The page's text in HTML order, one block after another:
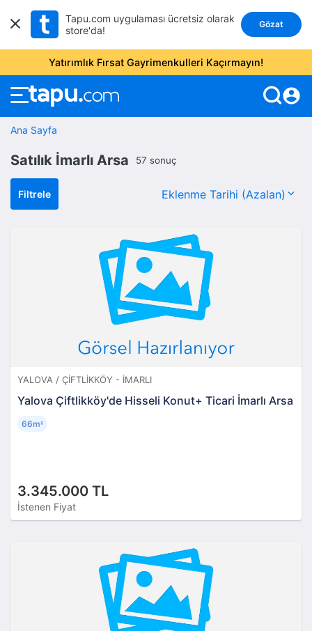
Tapu.com uygulaması ücretsiz olarak
store'da!
Gözat
Yatırımlık Fırsat Gayrimenkulleri Kaçırmayın!
account_circle
Ana Sayfa
Satılık İmarlı Arsa 57 sonuç
Filtrele
YALOVA / ÇIFTLIKKÖY - İMARLI
Yalova Çiftlikköy'de Hisseli Konut+ Ticari İmarlı Arsa
3.345.000 TL
İstenen Fiyat
66m²